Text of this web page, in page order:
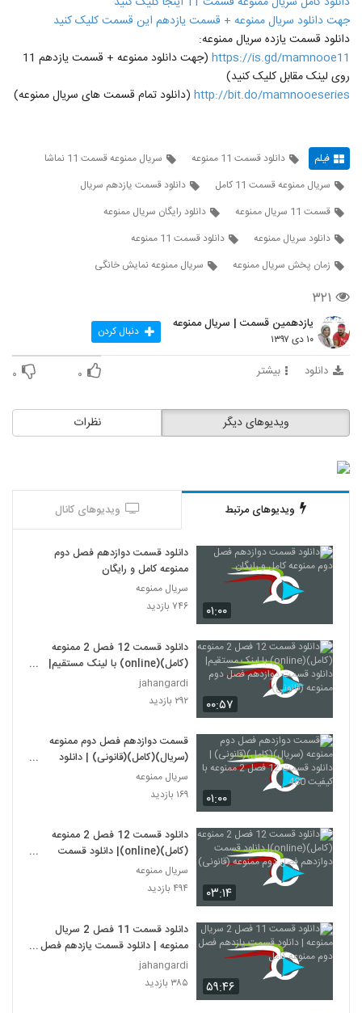
جهت دانلود سریال ممنوعه + قسمت یازدهم این قسمت کلیک کنید
دانلود قسمت یازده سریال ممنوعه:
https://is.gd/mamnooe11
(جهت دانلود ممنوعه + قسمت یازدهم 11
روی لینک مقابل کلیک کنید)
http://bit.do/mamnooeseries (دانلود تمام قسمت های سریال ممنوعه)
فیلم دانلود قسمت 11 ممنوعه
سریال ممنوعه قسمت 11 نماشا
سریال ممنوعه قسمت 11 کامل
دانلود قسمت یازدهم سریال
قسمت 11 سریال ممنوعه
دانلود رایگان سریال ممنوعه
دانلود سریال ممنوعه
دانلود قسمت 11 ممنوعه
زمان پخش سریال ممنوعه
سریال ممنوعه نمایش خانگی
۳۲۱
یازدهمین قسمت | سریال ممنوعه
۱۰ دی ۱۳۹۷ دنبال کردن
دانلود بیشتر ۰ ۰
نظرات ویدیوهای دیگر
ویدیوهای مرتبط ویدیوهای کانال
۰۱:۰۰
دانلود قسمت دوازدهم فصل دوم
ممنوعه کامل و رایگان
سریال ممنوعه
۷۴۶ بازدید
۰۰:۵۷
دانلود قسمت 12 فصل 2 ممنوعه
(کامل)(online) با لینک مستقیم|
دانلود قسمت دوازدهم فصل دوم
ممنوعه (قانونی)
jahangardi
۲۹۲ بازدید
۰۱:۰۰
قسمت دوازدهم فصل دوم ممنوعه
(سریال)(کامل)(قانونی) | دانلود
480
سریال ممنوعه
۱۶۹ بازدید
۰۳:۱۴
دانلود قسمت 12 فصل 2 ممنوعه
(کامل)(online)| دانلود قسمت
دوازدهم فصل دوم ممنوعه (قانونی)
سریال ممنوعه
۴۹۴ بازدید
۵۹:۴۶
دانلود قسمت 11 فصل 2 سریال
ممنوعه | دانلود قسمت یازدهم فصل
دوم ممنوعه کامل
jahangardi
۳۸۵ بازدید